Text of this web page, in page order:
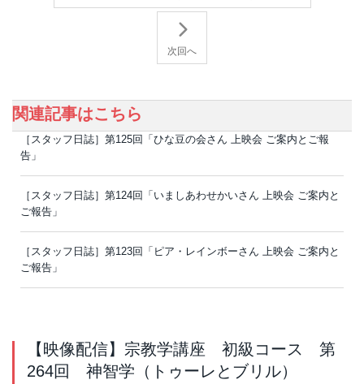
次回へ
関連記事はこちら
［スタッフ日誌］第125回「ひな豆の会さん 上映会 ご案内とご報
告」
［スタッフ日誌］第124回「いましあわせかいさん 上映会 ご案内と
ご報告」
［スタッフ日誌］第123回「ピア・レインボーさん 上映会 ご案内と
ご報告」
【映像配信】宗教学講座 初級コース 第
264回 神智学（トゥーレとブリル）